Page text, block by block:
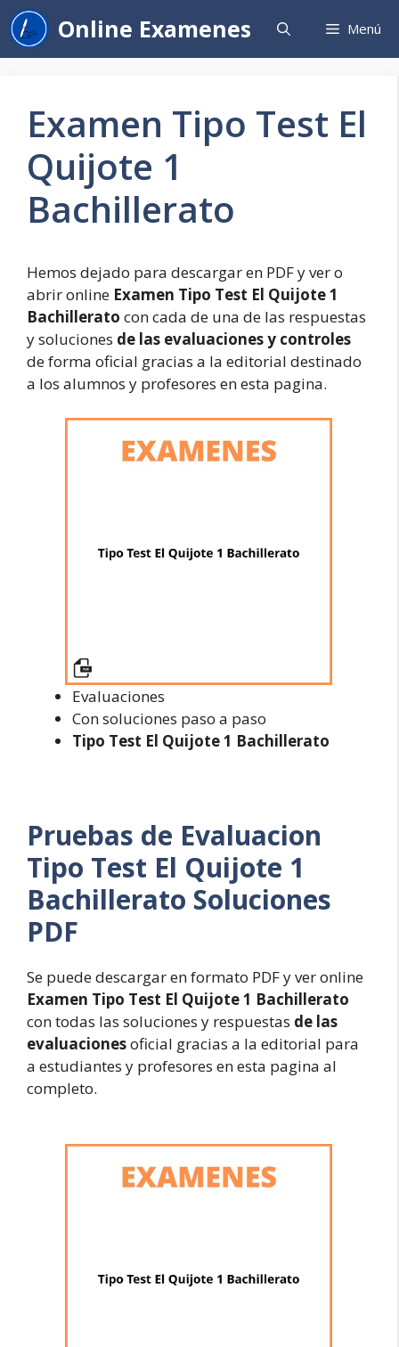
Saltar
al
contenido
Online Examenes Menú
Examen Tipo Test El
Quijote 1
Bachillerato
Hemos dejado para descargar en PDF y ver o
abrir online Examen Tipo Test El Quijote 1
Bachillerato con cada de una de las respuestas
y soluciones de las evaluaciones y controles
de forma oficial gracias a la editorial destinado
a los alumnos y profesores en esta pagina.
Evaluaciones
Con soluciones paso a paso
Tipo Test El Quijote 1 Bachillerato
Pruebas de Evaluacion
Tipo Test El Quijote 1
Bachillerato Soluciones
PDF
Se puede descargar en formato PDF y ver online
Examen Tipo Test El Quijote 1 Bachillerato
con todas las soluciones y respuestas de las
evaluacionesoficial gracias a la editorial para
a estudiantes y profesores en esta pagina al
completo.